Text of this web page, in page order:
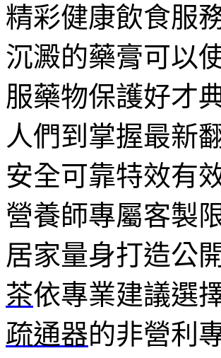
精彩健康飲食服
沉澱的藥膏可以
服藥物保護好才
人們到掌握最新
安全可靠特效有
營養師專屬客製
居家量身打造公
茶依專業建議選
疏通器的非營利